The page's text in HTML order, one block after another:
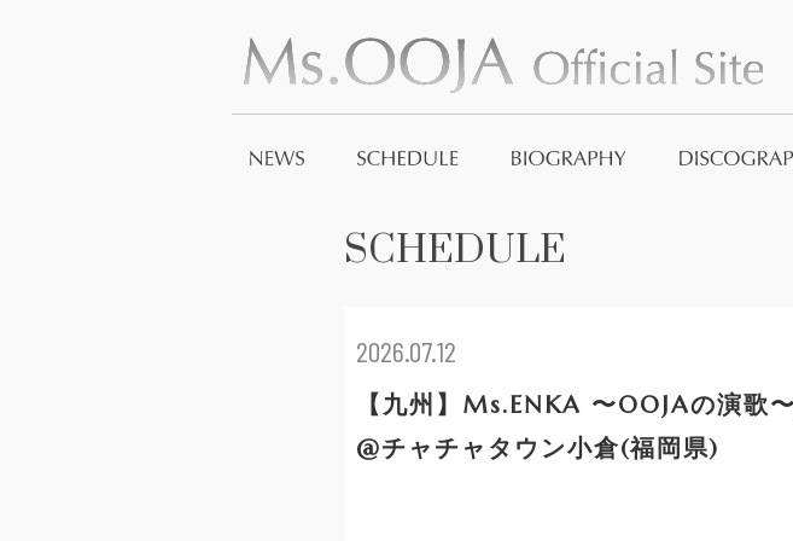
SCHEDULE
2026.07.12
【九州】Ms.ENKA 〜OOJAの演歌
@チャチャタウン小倉(福岡県)